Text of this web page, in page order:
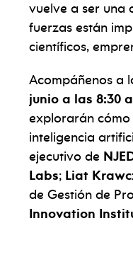
vuelve a ser una
fuerzas están
científicos,
Acompáñenos a
junio a las 8:30
explorarán cómo
inteligencia
ejecutivo de
Labs; Liat
de Gestión de
Innovation